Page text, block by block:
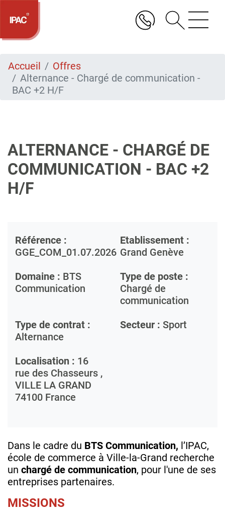
Aller
contenu
Accueil
Offres
Alternance - Chargé de communication -
BAC +2 H/F
ALTERNANCE - CHARGÉ DE
COMMUNICATION - BAC +2
H/F
Référence :
GGE_COM_01.07.2026
Etablissement :
Grand Genève
Domaine : BTS
Communication
Type de poste :
Chargé de
communication
Type de contrat :
Alternance
Secteur : Sport
Localisation : 16
rue des Chasseurs ,
VILLE LA GRAND
74100 France
Dans le cadre du BTS Communication, l’IPAC,
école de commerce à Ville-la-Grand recherche
un chargé de communication, pour l'une de ses
entreprises partenaires.
MISSIONS